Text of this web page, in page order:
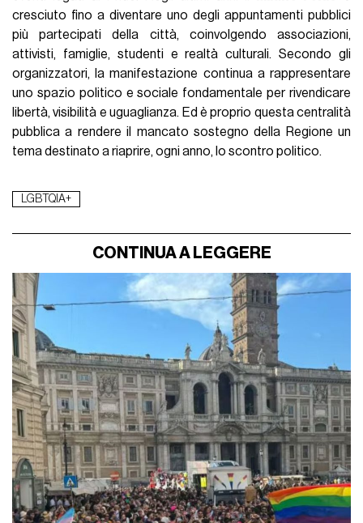
cresciuto fino a diventare uno degli appuntamenti pubblici
più partecipati della città, coinvolgendo associazioni,
attivisti, famiglie, studenti e realtà culturali. Secondo gli
organizzatori, la manifestazione continua a rappresentare
uno spazio politico e sociale fondamentale per rivendicare
libertà, visibilità e uguaglianza. Ed è proprio questa centralità
pubblica a rendere il mancato sostegno della Regione un
tema destinato a riaprire, ogni anno, lo scontro politico.
LGBTQIA+
CONTINUA A LEGGERE